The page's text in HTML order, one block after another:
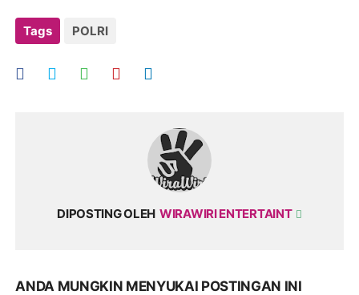
Tags POLRI
DIPOSTING OLEH WIRAWIRI ENTERTAINT
ANDA MUNGKIN MENYUKAI POSTINGAN INI